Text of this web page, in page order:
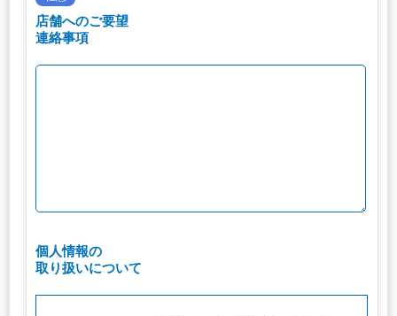
店舗へのご要望
連絡事項
個人情報の
取り扱いについて